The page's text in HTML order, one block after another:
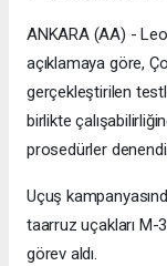
ANKARA (AA) -
açıklamaya göre,
gerçekleştirilen
birlikte
prosedürler denendi.
Uçuş
taarruz uçakları M-
görev aldı.